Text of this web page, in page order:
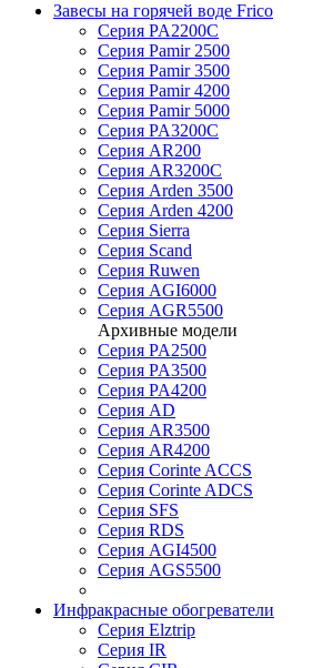
Завесы на горячей воде Frico
Серия PA2200C
Серия Pamir 2500
Серия Pamir 3500
Серия Pamir 4200
Серия Pamir 5000
Серия PA3200C
Серия AR200
Серия AR3200C
Серия Arden 3500
Серия Arden 4200
Серия Sierra
Серия Scand
Серия Ruwen
Серия AGI6000
Серия AGR5500
Архивные модели
Серия PA2500
Серия PA3500
Серия PA4200
Серия AD
Серия AR3500
Серия AR4200
Серия Corinte ACCS
Серия Corinte ADCS
Серия SFS
Серия RDS
Серия AGI4500
Серия AGS5500
Инфракрасные обогреватели
Серия Elztrip
Серия IR